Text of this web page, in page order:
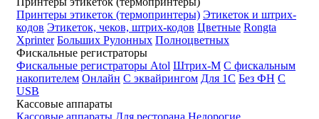
Принтеры этикеток (термопринтеры) Этикеток и штрих-
кодов Этикеток, чеков, штрих-кодов Цветные Rongta
Xprinter Больших Рулонных Полноцветных
Фискальные регистраторы
Фискальные регистраторы Atol Штрих-М С фискальным
накопителем Онлайн С эквайрингом Для 1С Без ФН С
USB
Кассовые аппараты
Кассовые аппараты Для ресторана Недорогие